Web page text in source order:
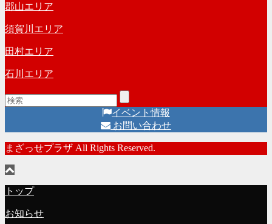
郡山エリア
須賀川エリア
田村エリア
石川エリア
イベント情報
お問い合わせ
まざっせプラザ All Rights Reserved.
トップ
お知らせ